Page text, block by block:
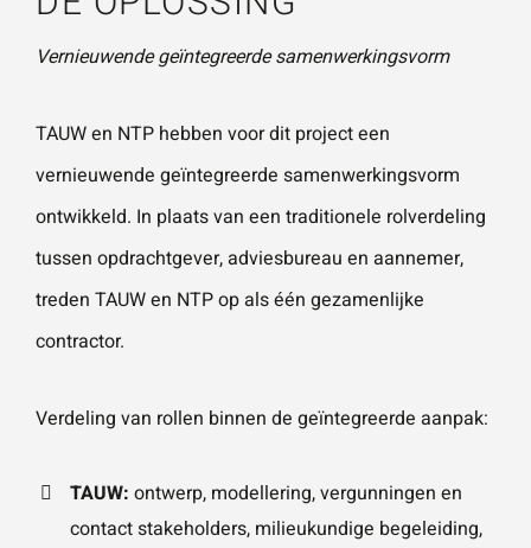
Vernieuwende geïntegreerde samenwerkingsvorm
TAUWen NTP hebben voor dit project een
vernieuwende geïntegreerde samenwerkingsvorm
ontwikkeld. In plaats van een traditionele rolverdeling
tussen opdrachtgever, adviesbureau en aannemer,
treden TAUW en NTP op als één gezamenlijke
contractor.
Verdeling van rollen binnen de geïntegreerde aanpak:
TAUW: ontwerp, modellering, vergunningen en
contact stakeholders, milieukundige begeleiding,